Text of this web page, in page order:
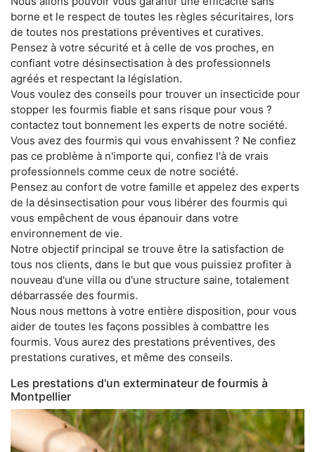
borne et le respect de toutes les règles sécuritaires, lors
de toutes nos prestations préventives et curatives.
Pensez à votre sécurité et à celle de vos proches, en
confiant votre désinsectisation à des professionnels
agréés et respectant la législation.
Vous voulez des conseils pour trouver un insecticide pour
stopper les fourmis fiable et sans risque pour vous ?
contactez tout bonnement les experts de notre société.
Vous avez des fourmis qui vous envahissent ? Ne confiez
pas ce problème à n'importe qui, confiez l'à de vrais
professionnels comme ceux de notre société.
Pensez au confort de votre famille et appelez des experts
de la désinsectisation pour vous libérer des fourmis qui
vous empêchent de vous épanouir dans votre
environnement de vie.
Notre objectif principal se trouve être la satisfaction de
tous nos clients, dans le but que vous puissiez profiter à
nouveau d'une villa ou d'une structure saine, totalement
débarrassée des fourmis.
Nous nous mettons à votre entière disposition, pour vous
aider de toutes les façons possibles à combattre les
fourmis. Vous aurez des prestations préventives, des
prestations curatives, et même des conseils.
Les prestations d'un exterminateur de fourmis à
Montpellier